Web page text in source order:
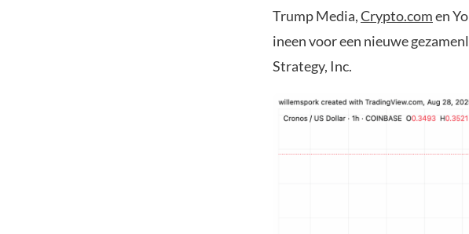
Trump Media,Crypto.comen
ineen voor een nieuwe
Strategy, Inc.